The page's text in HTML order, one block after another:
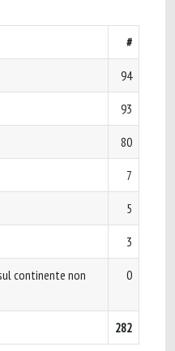
#
94
93
80
7
5
3
continente non
0
282